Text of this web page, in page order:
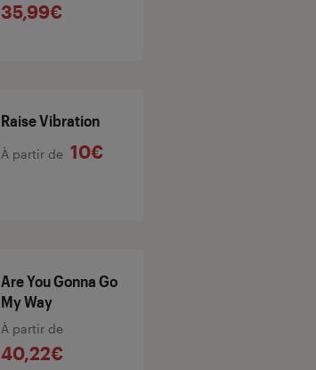
35,99€
Raise Vibration
À partir de 10€
Are You Gonna Go
My Way
À partir de
40,22€